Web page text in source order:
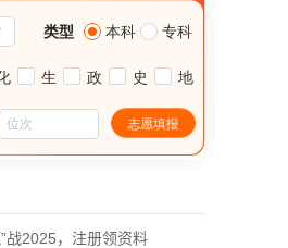
战2025，注册领资料